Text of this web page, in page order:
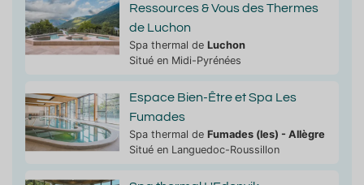
Ressources & Vous des Thermes
de Luchon
Spa thermal de Luchon
Situé en Midi-Pyrénées
Espace Bien-Être et Spa Les
Fumades
Spa thermal de Fumades (les) - Allègre
Situé en Languedoc-Roussillon